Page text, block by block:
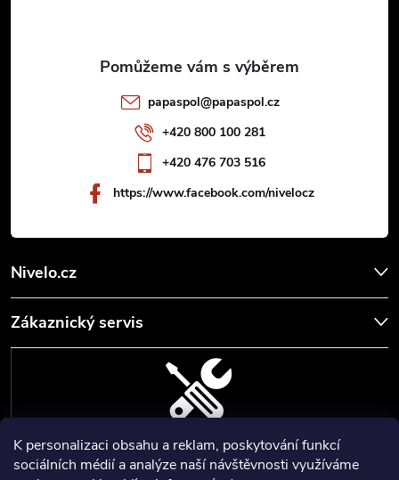
K personalizaci obsahu a reklam, poskytování funkcí
sociálních médií a analýze naší návštěvnosti využíváme
Nivelo.cz
Zákaznický servis
papaspol@papaspol.cz
+420 800 100 281
+420 476 703 516
https://www.facebook.com/nivelocz
SERVIS, SEŘÍZENÍ A KALIBRACE